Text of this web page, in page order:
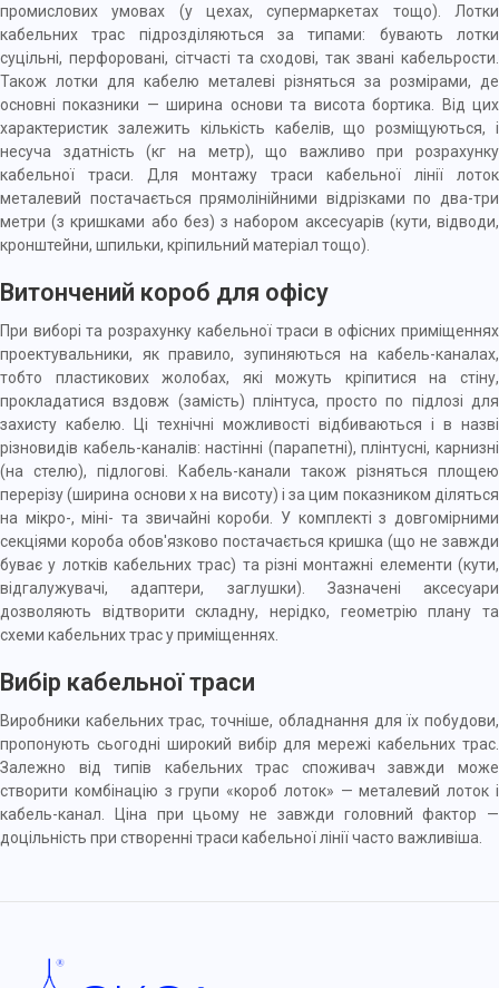
промислових умовах (у цехах, супермаркетах тощо). Лотки
кабельних трас підрозділяються за типами: бувають лотки
суцільні, перфоровані, сітчасті тасходові, так звані кабельрости.
Також лотки для кабелю металеві різняться за розмірами, де
основні показники — ширина основи та висота бортика. Від цих
характеристик залежить кількість кабелів, що розміщуються, і
несуча здатність (кг на метр), що важливо при розрахунку
кабельної траси. Для монтажу траси кабельної лінії лоток
металевий постачається прямолінійними відрізками по два-три
метри (з кришками або без) з набором аксесуарів (кути, відводи,
кронштейни, шпильки, кріпильний матеріал тощо).
Витончений короб для офісу
При виборі та розрахунку кабельної траси в офісних приміщеннях
проектувальники, як правило, зупиняються на кабель-каналах,
тобто пластикових жолобах, які можуть кріпитися на стіну,
прокладатися вздовж (замість) плінтуса, просто по підлозі для
захисту кабелю. Ці технічні можливості відбиваються і в назві
різновидів кабель-каналів: настінні (парапетні), плінтусні, карнизні
(на стелю), підлогові. Кабель-канали також різняться площею
перерізу (ширина основи х на висоту) і за цим показником діляться
на мікро-, міні- та звичайні короби. У комплекті з довгомірними
секціями короба обов'язково постачається кришка (що не завжди
буває у лотків кабельних трас) та різні монтажні елементи (кути,
відгалужувачі,адаптери, заглушки). Зазначені аксесуари
дозволяють відтворити складну, нерідко, геометрію плану та
схеми кабельних трас у приміщеннях.
Вибір кабельної траси
Виробники кабельних трас, точніше, обладнання для їх побудови,
пропонують сьогодні широкий вибір для мережі кабельних трас.
Залежно від типів кабельних трас споживач завжди може
створити комбінацію з групи «короб лоток» — металевий лоток і
кабель-канал. Ціна при цьому не завжди головний фактор —
доцільність при створенні траси кабельної лінії часто важливіша.